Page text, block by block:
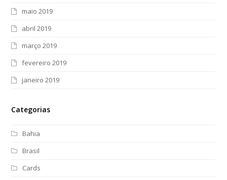
maio 2019
abril 2019
março 2019
fevereiro 2019
janeiro 2019
Categorias
Bahia
Brasil
Cards